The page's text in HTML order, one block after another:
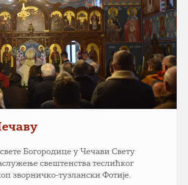
Богородице у Чечави Свету
свештенства теслићког
зворничко-тузлански Фотије.